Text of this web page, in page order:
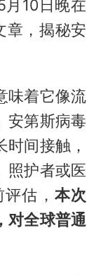
月10日晚在
章，揭秘安
味着它像流
安第斯病毒
间接触，
照护者或医
估， 本次
对全球普通